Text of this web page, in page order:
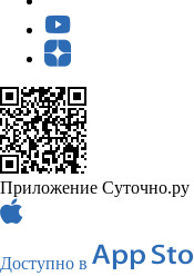
Приложение Суточно.ру
Доступно в